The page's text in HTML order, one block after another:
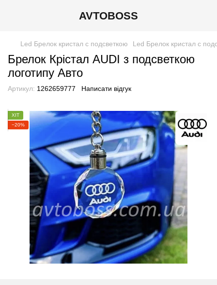
AVTOBOSS
Led Брелок кристал с подсветкою Led Брелок кристал с
Брелок Крістал AUDI з подсветкою
логотипу Авто
Артикул: 1262659777 Написати відгук
ХІТ
−20%